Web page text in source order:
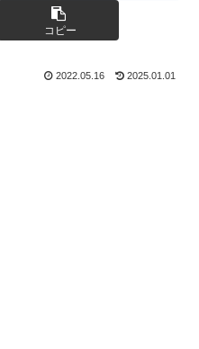
コピー
2022.05.16 2025.01.01